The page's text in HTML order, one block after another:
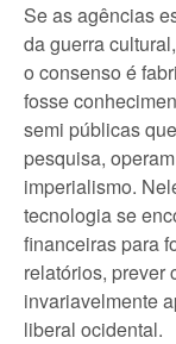
Se as agências
da guerra
o consenso é
fosse
semi públicas
pesquisa,
imperialismo.
tecnologia se
financeiras para
relatórios, prever
invariavelmente
liberal ocidental.